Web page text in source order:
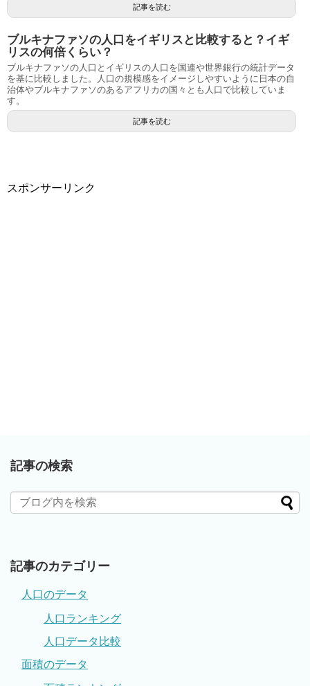
記事を読む
ブルキナファソの人口をイギリスと比較すると？イギ
リスの何倍くらい？
ブルキナファソの人口とイギリスの人口を国連や世界銀行の統計データ
を基に比較しました。人口の規模感をイメージしやすいように日本の自
治体やブルキナファソのあるアフリカの国々とも人口で比較していま
す。
記事を読む
スポンサーリンク
記事の検索
記事のカテゴリー
人口のデータ
人口ランキング
人口データ比較
面積のデータ